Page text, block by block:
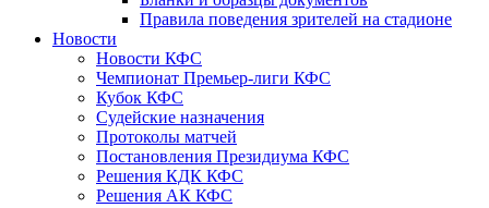
Правила поведения зрителей на стадионе
Новости
Новости КФС
Чемпионат Премьер-лиги КФС
Кубок КФС
Судейские назначения
Протоколы матчей
Постановления Президиума КФС
Решения КДК КФС
Решения АК КФС